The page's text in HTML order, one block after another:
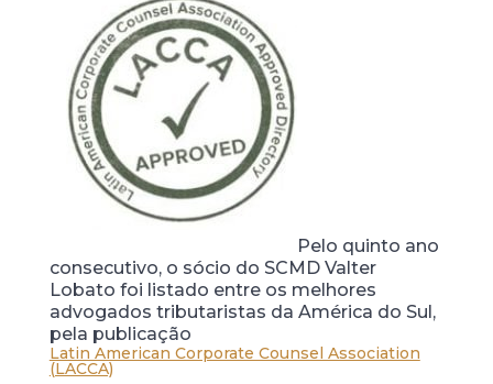
Pelo quinto ano
consecutivo, o sócio do SCMD Valter
Lobato foi listado entre os melhores
advogados tributaristas da América do Sul,
pela publicação
Latin American Corporate Counsel Association
(LACCA)